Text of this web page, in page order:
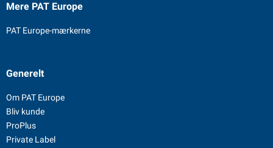
Mere PAT Europe
PAT Europe-mærkerne
Generelt
Om PAT Europe
Bliv kunde
ProPlus
Private Label